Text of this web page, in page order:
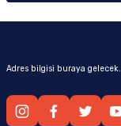
Adres bilgisi buraya gelecek.